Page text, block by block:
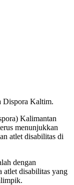
Dispora Kaltim.
Kalimantan
menunjukkan
atlet disabilitas di
dengan
atlet disabilitas yang